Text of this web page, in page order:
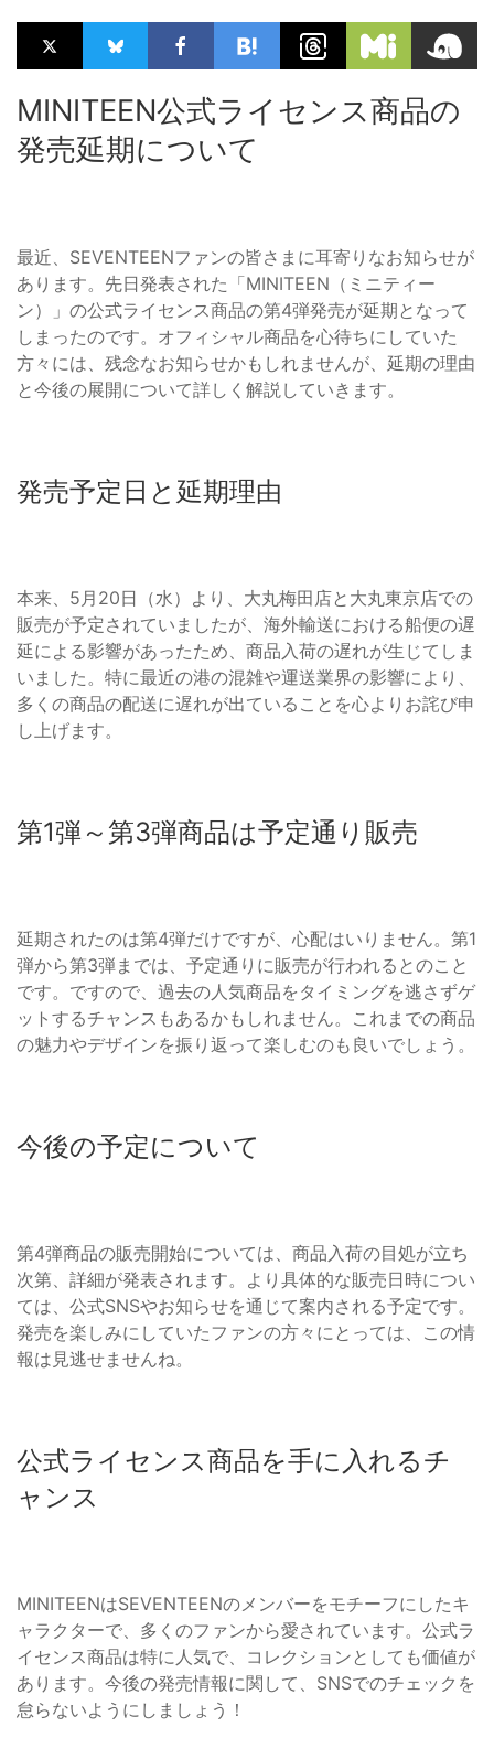
MINITEEN公式ライセンス商品の
発売延期について
最近、SEVENTEENファンの皆さまに耳寄りなお知らせが
あります。先日発表された「MINITEEN（ミニティー
ン）」の公式ライセンス商品の第4弾発売が延期となって
しまったのです。オフィシャル商品を心待ちにしていた
方々には、残念なお知らせかもしれませんが、延期の理由
と今後の展開について詳しく解説していきます。
発売予定日と延期理由
本来、5月20日（水）より、大丸梅田店と大丸東京店での
販売が予定されていましたが、海外輸送における船便の遅
延による影響があったため、商品入荷の遅れが生じてしま
いました。特に最近の港の混雑や運送業界の影響により、
多くの商品の配送に遅れが出ていることを心よりお詫び申
し上げます。
第1弾～第3弾商品は予定通り販売
延期されたのは第4弾だけですが、心配はいりません。第1
弾から第3弾までは、予定通りに販売が行われるとのこと
です。ですので、過去の人気商品をタイミングを逃さずゲ
ットするチャンスもあるかもしれません。これまでの商品
の魅力やデザインを振り返って楽しむのも良いでしょう。
今後の予定について
第4弾商品の販売開始については、商品入荷の目処が立ち
次第、詳細が発表されます。より具体的な販売日時につい
ては、公式SNSやお知らせを通じて案内される予定です。
発売を楽しみにしていたファンの方々にとっては、この情
報は見逃せませんね。
公式ライセンス商品を手に入れるチ
ャンス
MINITEENはSEVENTEENのメンバーをモチーフにしたキ
ャラクターで、多くのファンから愛されています。公式ラ
イセンス商品は特に人気で、コレクションとしても価値が
あります。今後の発売情報に関して、SNSでのチェックを
怠らないようにしましょう！